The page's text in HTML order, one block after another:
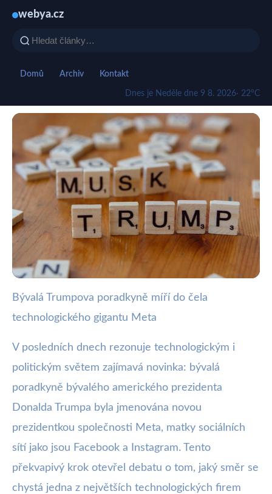
webya.cz
Domů Archiv Kontakt
Dnes je Neděle dne 9 8. 2026· 22°C
webya.cz
Ex-Trumpová poradkyně se stává
prezidentkou Meta: Co to
znamená?
Bývalá Trumpova poradkyně míří do čela
technologického gigantu Meta
V posledních dnech rezonuje technologickým i
politickým světem zajímavá novinka: bývalá
poradkyně bývalého amerického prezidenta
Donalda Trumpa byla jmenována novou
prezidentkou společnosti Meta, matky sociálních
sítí jako jsou Facebook a Instagram. Tento
překvapivý krok otevřel debatu o tom, jaký směr se
chystá jedna z největších technologických firem